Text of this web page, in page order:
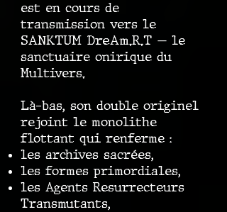
est en cours de
transmission vers le
SANKTUM DreAm.R.T — le
sanctuaire onirique du
Multivers.
Là-bas, son double originel
rejoint le monolithe
flottant qui renferme :
les archives sacrées,
les formes primordiales,
les Agents Resurrecteurs
Transmutants,